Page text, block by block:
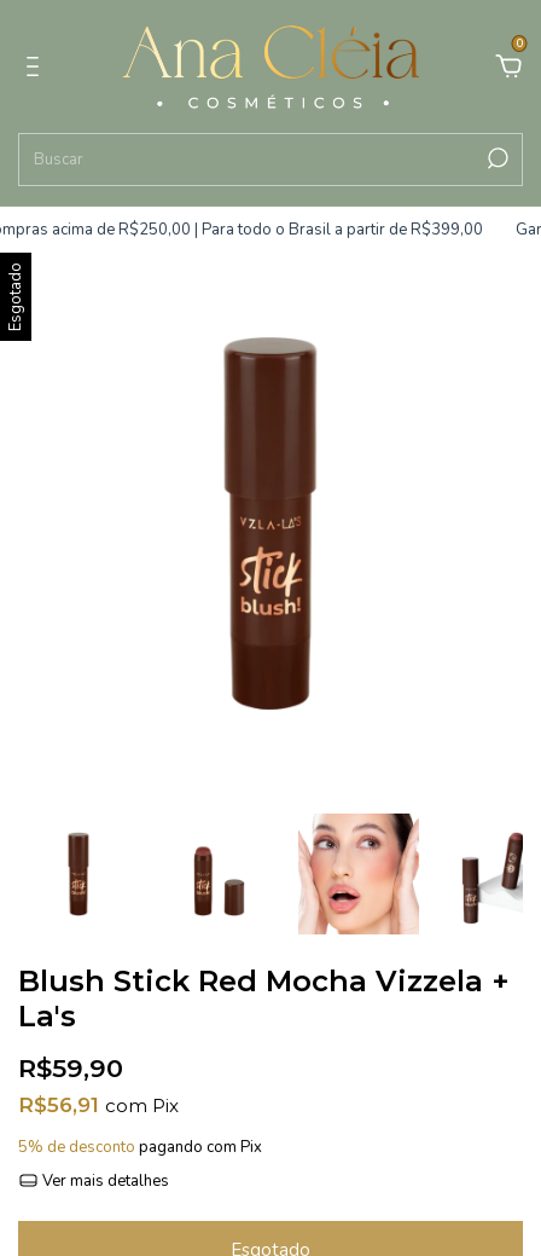
0
acima de R$250,00 | Para todo o Brasil a partir de R$399,00
Esgotado
Blush Stick Red Mocha Vizzela +
La's
R$59,90
R$56,91 com Pix
5% de desconto pagando com Pix
Ver mais detalhes